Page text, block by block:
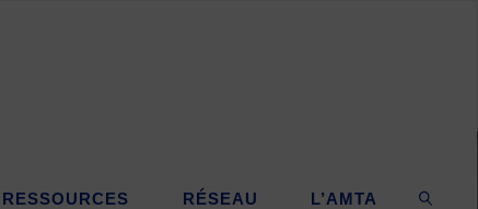
RESSOURCES RÉSEAU L’AMTA